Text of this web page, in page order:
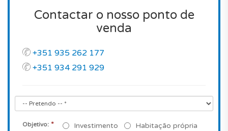
Contactar o nosso ponto de
venda
+351 935 262 177
+351 934 291 929
Objetivo: * Investimento Habitação própria